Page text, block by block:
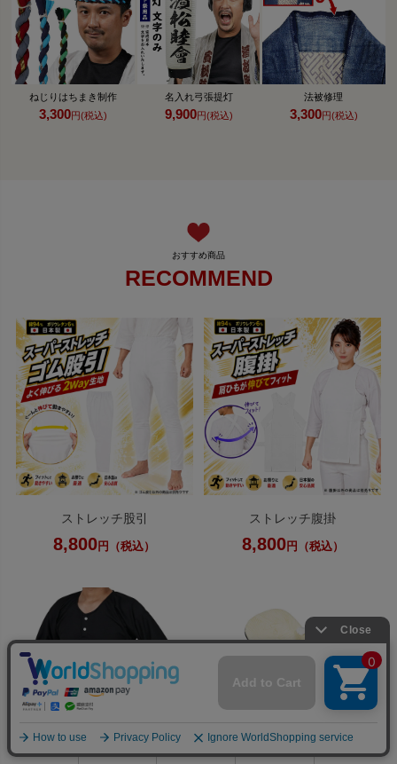
ねじりはちまき制作
3,300円(税込)
名入れ弓張提灯
9,900円(税込)
法被修理
3,300円(税込)
RECOMMEND
ストレッチ股引
8,800円（税込）
ストレッチ腹掛
8,800円（税込）
会員ページ 店舗案内